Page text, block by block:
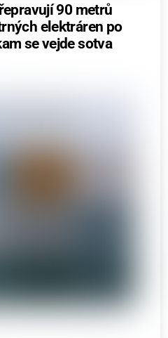
90 metrů
elektráren po
se vejde sotva